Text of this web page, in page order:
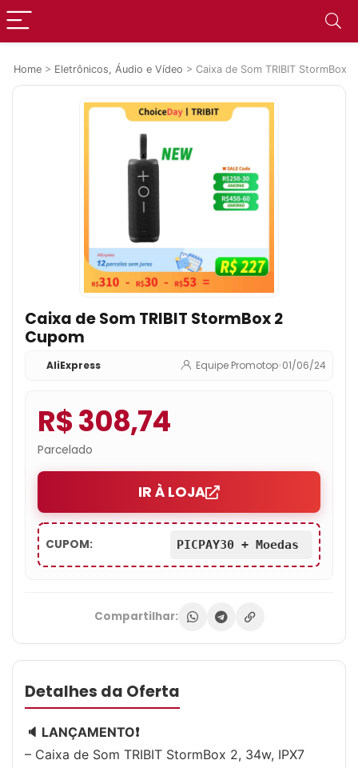
Home > Eletrônicos, Áudio e Vídeo > Caixa de Som TRIBIT StormBox
Caixa de Som TRIBIT StormBox 2
Cupom
AliExpress Equipe Promotop•01/06/24
R$ 308,74
Parcelado
IR À LOJA
CUPOM: PICPAY30 + Moedas
Compartilhar:
Detalhes da Oferta
🔈 LANÇAMENTO❗️
– Caixa de Som TRIBIT StormBox 2, 34w, IPX7